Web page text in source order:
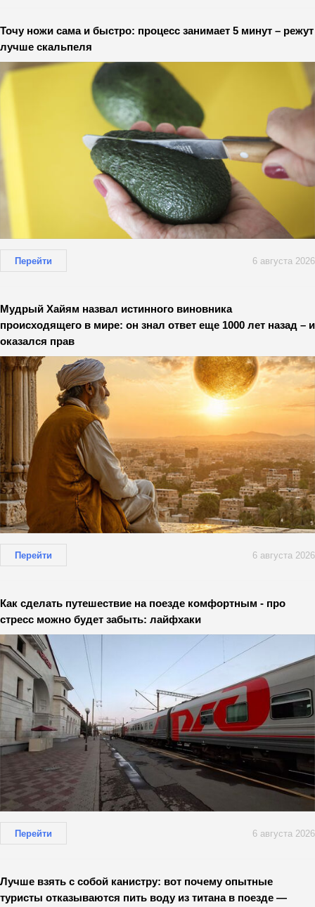
Точу ножи сама и быстро: процесс занимает 5 минут – режут
лучше скальпеля
Перейти 6 августа 2026
Мудрый Хайям назвал истинного виновника
происходящего в мире: он знал ответ еще 1000 лет назад – и
оказался прав
Перейти 6 августа 2026
Как сделать путешествие на поезде комфортным - про
стресс можно будет забыть: лайфхаки
Перейти 6 августа 2026
Лучше взять с собой канистру: вот почему опытные
туристы отказываются пить воду из титана в поезде —